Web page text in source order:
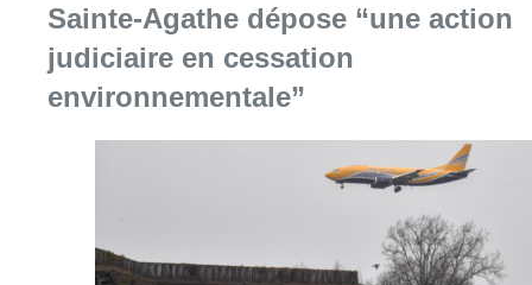
Sainte-Agathe dépose “une action
judiciaire en cessation
environnementale”